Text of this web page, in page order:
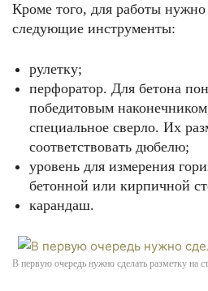
Кроме того, для работы нужно
следующие инструменты:
рулетку;
перфоратор. Для бетона
победитовым
специальное сверло. Их
соответствовать дюбелю;
уровень для измерения
бетонной или кирпичной
карандаш.
В первую очередь нужно сделать разметку на